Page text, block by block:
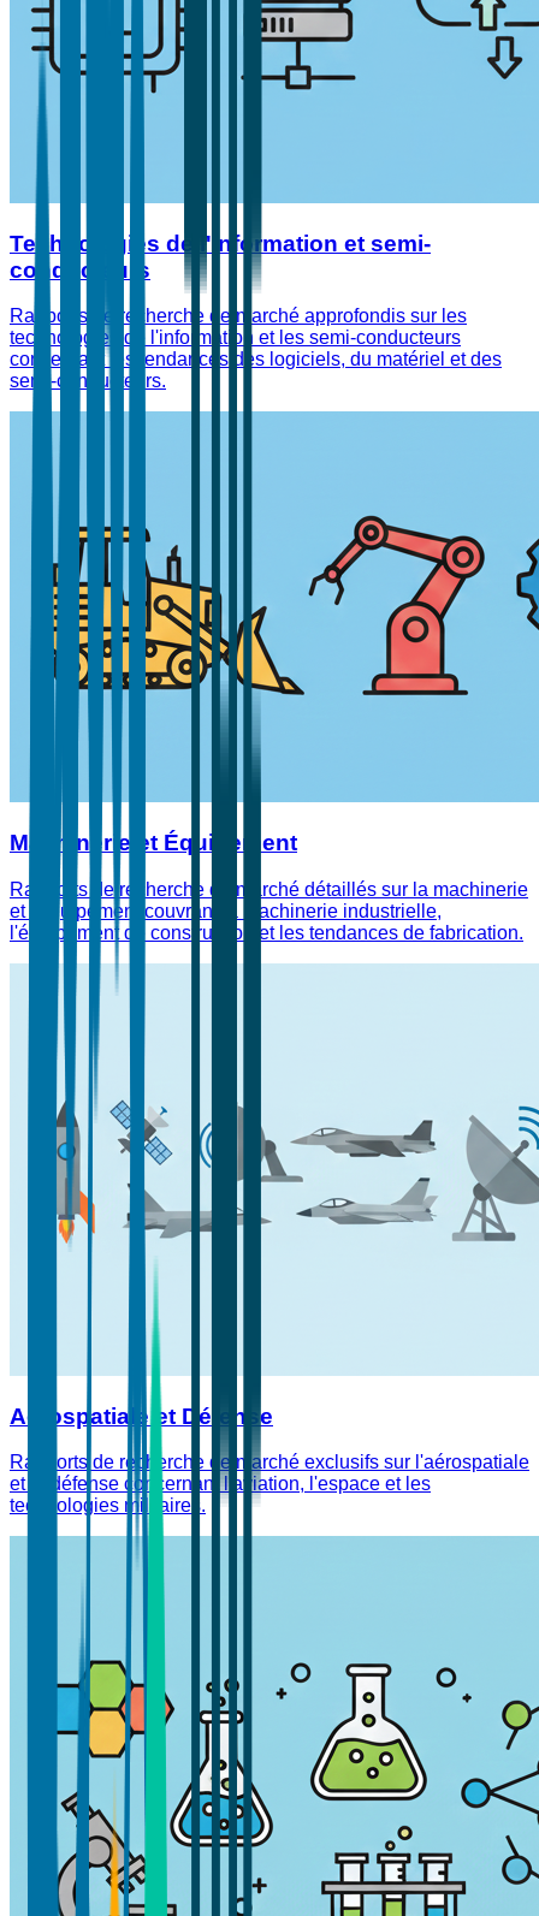
Technologies de l'information et semi-
conducteurs
Rapports de recherche de marché approfondis sur les
technologies de l'information et les semi-conducteurs
concernant les tendances des logiciels, du matériel et des
semi-conducteurs.
Machinerie et Équipement
Rapports de recherche de marché détaillés sur la machinerie
et l'équipement couvrant la machinerie industrielle,
l'équipement de construction et les tendances de fabrication.
Aérospatiale et Défense
Rapports de recherche de marché exclusifs sur l'aérospatiale
et la défense concernant l'aviation, l'espace et les
technologies militaires.